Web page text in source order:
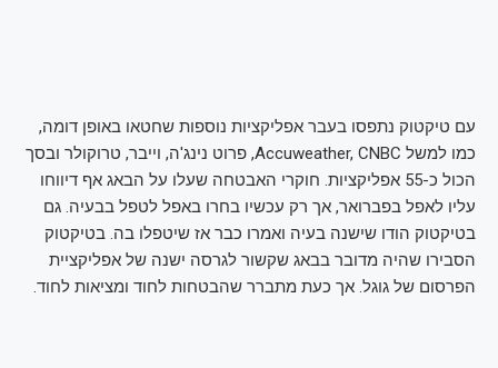
עם טיקטוק נתפסו בעבר אפליקציות נוספות שחטאו באופן דומה,
כמו למשל Accuweather, CNBC, פרוט נינג'ה, וייבר, טרוקולר ובסך
הכול כ-55 אפליקציות. חוקרי האבטחה שעלו על הבאג אף דיווחו
עליו לאפל בפברואר, אך רק עכשיו בחרו באפל לטפל בבעיה. גם
בטיקטוק הודו שישנה בעיה ואמרו כבר אז שיטפלו בה. בטיקטוק
הסבירו שהיה מדובר בבאג שקשור לגרסה ישנה של אפליקציית
הפרסום של גוגל. אך כעת מתברר שהבטחות לחוד ומציאות לחוד.